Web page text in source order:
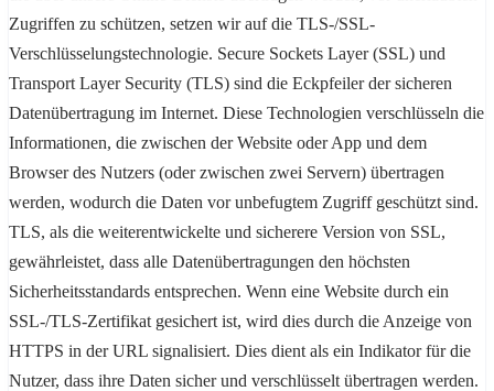
Zugriffen zu schützen, setzen wir auf die TLS-/SSL-
Verschlüsselungstechnologie. Secure Sockets Layer (SSL) und
Transport Layer Security (TLS) sind die Eckpfeiler der sicheren
Datenübertragung im Internet. Diese Technologien verschlüsseln die
Informationen, die zwischen der Website oder App und dem
Browser des Nutzers (oder zwischen zwei Servern) übertragen
werden, wodurch die Daten vor unbefugtem Zugriff geschützt sind.
TLS, als die weiterentwickelte und sicherere Version von SSL,
gewährleistet, dass alle Datenübertragungen den höchsten
Sicherheitsstandards entsprechen. Wenn eine Website durch ein
SSL-/TLS-Zertifikat gesichert ist, wird dies durch die Anzeige von
HTTPS in der URL signalisiert. Dies dient als ein Indikator für die
Nutzer, dass ihre Daten sicher und verschlüsselt übertragen werden.